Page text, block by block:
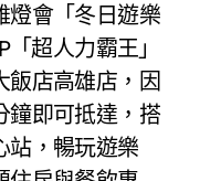
超人力霸王」
飯店高雄店，因
鐘即可抵達，搭
站，暢玩遊樂